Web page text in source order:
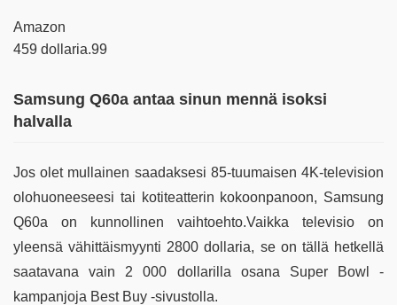
Amazon
459 dollaria.99
Samsung Q60a antaa sinun mennä isoksi
halvalla
Jos olet mullainen saadaksesi 85-tuumaisen 4K-television
olohuoneeseesi tai kotiteatterin kokoonpanoon, Samsung
Q60a on kunnollinen vaihtoehto.Vaikka televisio on
yleensä vähittäismyynti 2800 dollaria, se on tällä hetkellä
saatavana vain 2 000 dollarilla osana Super Bowl -
kampanjoja Best Buy -sivustolla.